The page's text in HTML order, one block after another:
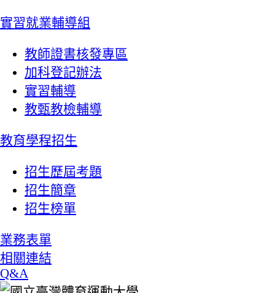
實習就業輔導組
教師證書核發專區
加科登記辦法
實習輔導
教甄教檢輔導
教育學程招生
招生歷屆考題
招生簡章
招生榜單
業務表單
相關連結
Q&A